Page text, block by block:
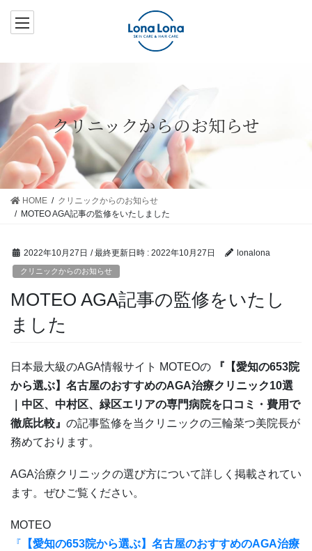
ッ
移
クリニックからのお知らせ
HOME
クリニックからのお知らせ
MOTEO AGA記事の監修をいたしました
2022年10月27日 / 最終更新日時 : 2022年10月27日 lonalona
クリニックからのお知らせ
MOTEO AGA記事の監修をいたし
ました
日本最大級のAGA情報サイト MOTEOの
『【愛知の653院
から選ぶ】名古屋のおすすめのAGA治療クリニック10選
｜中区、中村区、緑区エリアの専門病院を口コミ・費用で
徹底比較』 の記事監修を当クリニックの三輪菜つ美院長が
務めております。
AGA治療クリニックの選び方について詳しく掲載されてい
ます。ぜひご覧ください。
MOTEO
『 【愛知の653院から選ぶ】名古屋のおすすめのAGA治療